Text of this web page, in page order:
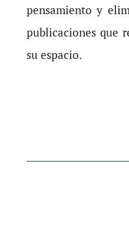
pensamiento y
publicaciones que
su espacio.